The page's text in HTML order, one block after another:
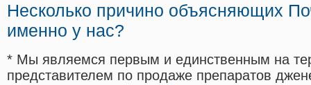
Несколько причино объясняющих
именно у нас?
* Мы являемся первым и единственным на
представителем по продаже препаратов